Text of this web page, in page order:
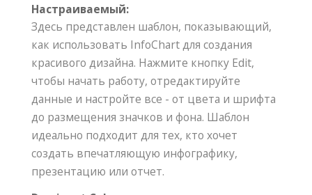
Настраиваемый:
Здесь представлен шаблон, показывающий,
как использовать InfoChart для создания
красивого дизайна. Нажмите кнопку Edit,
чтобы начать работу, отредактируйте
данные и настройте все - от цвета и шрифта
до размещения значков и фона. Шаблон
идеально подходит для тех, кто хочет
создать впечатляющую инфографику,
презентацию или отчет.